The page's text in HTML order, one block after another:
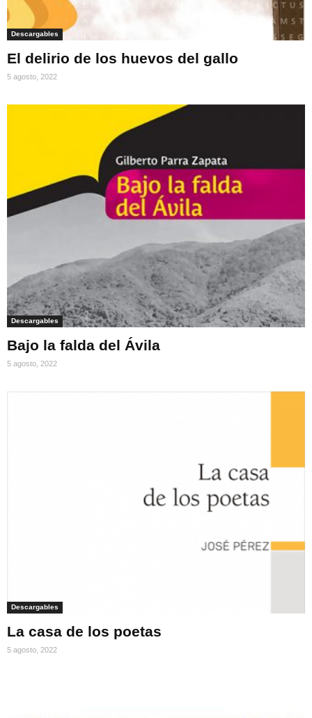
Descargables
El delirio de los huevos del gallo
5 agosto, 2022
Descargables
Bajo la falda del Ávila
5 agosto, 2022
Descargables
La casa de los poetas
5 agosto, 2022